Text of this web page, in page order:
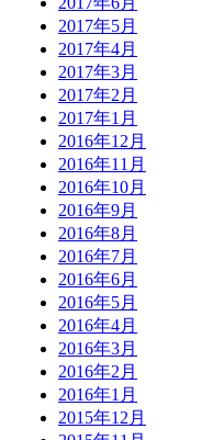
2017年5月
2017年4月
2017年3月
2017年2月
2017年1月
2016年12月
2016年11月
2016年10月
2016年9月
2016年8月
2016年7月
2016年6月
2016年5月
2016年4月
2016年3月
2016年2月
2016年1月
2015年12月